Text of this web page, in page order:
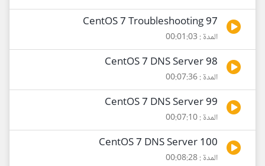
97 CentOS 7 Troubleshooting
المدة : 00:01:03
98 CentOS 7 DNS Server
المدة : 00:07:36
99 CentOS 7 DNS Server
المدة : 00:07:10
100 CentOS 7 DNS Server
المدة : 00:08:28